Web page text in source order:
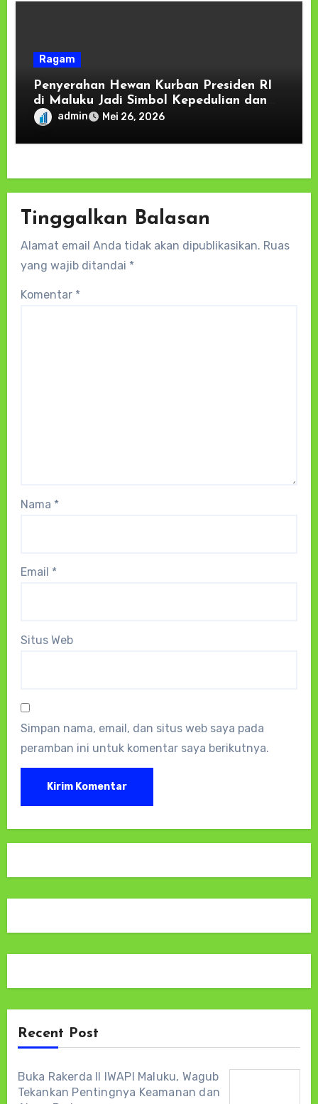
Ragam
Penyerahan Hewan Kurban Presiden RI
di Maluku Jadi Simbol Kepedulian dan
Persaudaraan, Kapolda: Keamanan
Tumbuh dari Kebersamaan
admin Mei 26, 2026
Tinggalkan Balasan
Alamat email Anda tidak akan dipublikasikan. Ruas
yang wajib ditandai *
Komentar *
Nama *
Email *
Situs Web
Simpan nama, email, dan situs web saya pada
peramban ini untuk komentar saya berikutnya.
Recent Post
Buka Rakerda II IWAPI Maluku, Wagub
Tekankan Pentingnya Keamanan dan